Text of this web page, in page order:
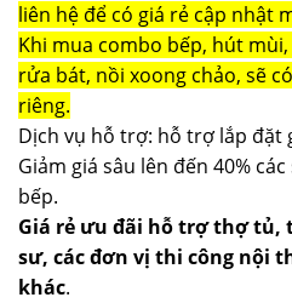
liên hệ để có giá rẻ cập nhật
Khi mua combo bếp, hút
rửa bát, nồi xoong chảo, sẽ
riêng.
Dịch vụ hỗ trợ: hỗ trợ lắp đặt
Giảm giá sâu lên đến 40%
bếp.
Giá rẻ ưu đãi hỗ trợ thợ
sư, các đơn vị thi công nội
khác.